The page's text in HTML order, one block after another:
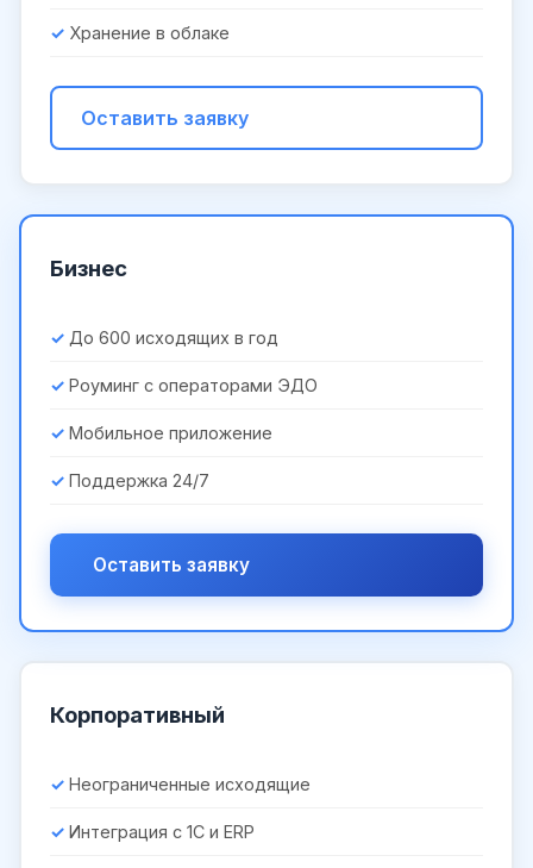
Хранение в облаке
Оставить заявку
Бизнес
До 600 исходящих в год
Роуминг с операторами ЭДО
Мобильное приложение
Поддержка 24/7
Оставить заявку
Корпоративный
Неограниченные исходящие
Интеграция с 1С и ERP